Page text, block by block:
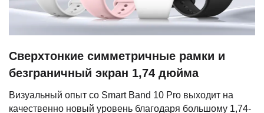
Сверхтонкие симметричные рамки и
безграничный экран 1,74 дюйма
Визуальный опыт со Smart Band 10 Pro выходит на
качественно новый уровень благодаря большому 1,74-